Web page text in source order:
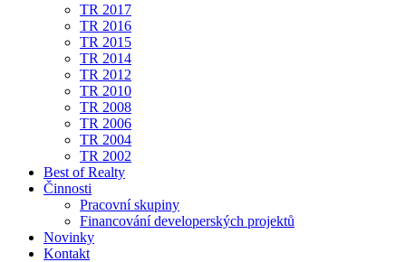
TR 2017
TR 2016
TR 2015
TR 2014
TR 2012
TR 2010
TR 2008
TR 2006
TR 2004
TR 2002
Best of Realty
Činnosti
Pracovní skupiny
Financování developerských projektů
Novinky
Kontakt